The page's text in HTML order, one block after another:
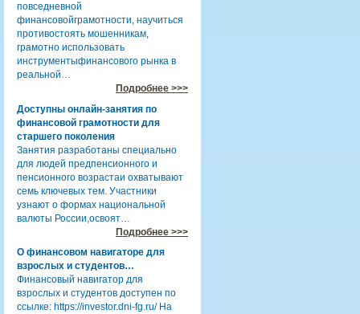
повседневной
финансовойграмотности, научиться
противостоять мошенникам,
грамотно использовать
инструментыфинансового рынка в
реальной…
Подробнее >>>
Доступны онлайн-занятия по
финансовой грамотности для
старшего поколения
Занятия разработаны специально
для людей предпенсионного и
пенсионного возрастаи охватывают
семь ключевых тем. Участники
узнают о формах национальной
валюты России,освоят…
Подробнее >>>
О финансовом навигаторе для
взрослых и студентов…
Финансовый навигатор для
взрослых и студентов доступен по
ссылке: https://investor.dni-fg.ru/ На